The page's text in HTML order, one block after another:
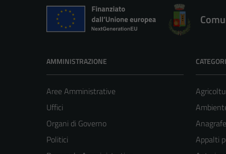
AMMINISTRAZIONE
Aree Amministrative
Uffici
Organi di Governo
Politici
Appalti